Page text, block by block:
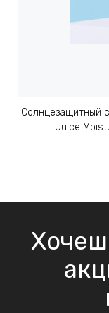
Солнцезащитный
Juice